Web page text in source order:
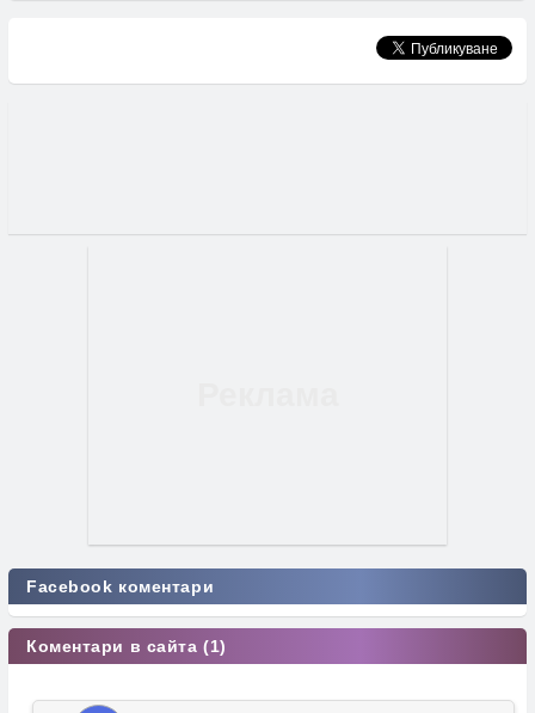
Facebook коментари
Коментари в сайта (1)